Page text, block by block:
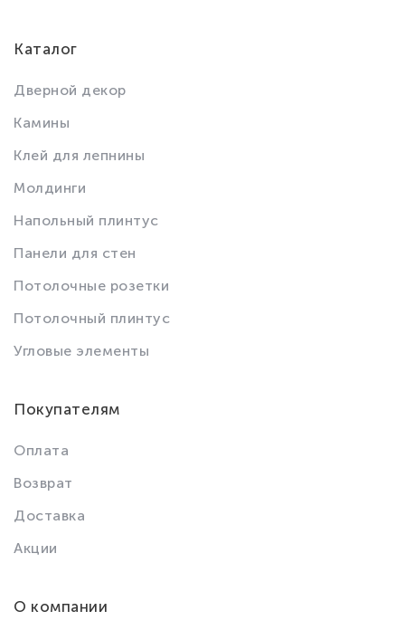
Каталог
Дверной декор
Камины
Клей для лепнины
Молдинги
Напольный плинтус
Панели для стен
Потолочные розетки
Потолочный плинтус
Угловые элементы
Покупателям
Оплата
Возврат
Доставка
Акции
О компании